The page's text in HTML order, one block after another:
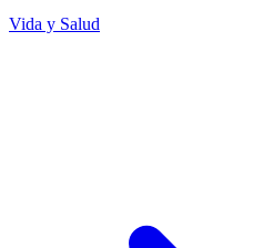
Vida y Salud